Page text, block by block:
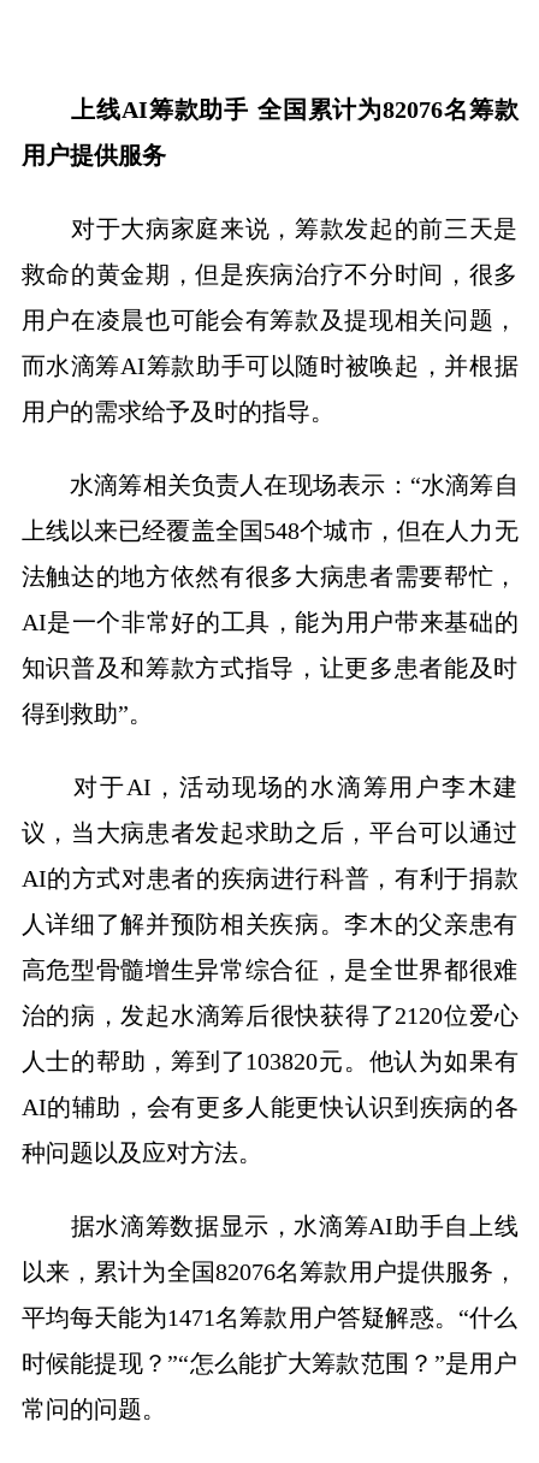
上线AI筹款助手 全国累计为82076名筹款
用户提供服务
对于大病家庭来说，筹款发起的前三天是
救命的黄金期，但是疾病治疗不分时间，很多
用户在凌晨也可能会有筹款及提现相关问题，
而水滴筹AI筹款助手可以随时被唤起，并根据
用户的需求给予及时的指导。
水滴筹相关负责人在现场表示：“水滴筹自
上线以来已经覆盖全国548个城市，但在人力无
法触达的地方依然有很多大病患者需要帮忙，
AI是一个非常好的工具，能为用户带来基础的
知识普及和筹款方式指导，让更多患者能及时
得到救助”。
对于AI，活动现场的水滴筹用户李木建
议，当大病患者发起求助之后，平台可以通过
AI的方式对患者的疾病进行科普，有利于捐款
人详细了解并预防相关疾病。李木的父亲患有
高危型骨髓增生异常综合征，是全世界都很难
治的病，发起水滴筹后很快获得了2120位爱心
人士的帮助，筹到了103820元。他认为如果有
AI的辅助，会有更多人能更快认识到疾病的各
种问题以及应对方法。
据水滴筹数据显示，水滴筹AI助手自上线
以来，累计为全国82076名筹款用户提供服务，
平均每天能为1471名筹款用户答疑解惑。“什么
时候能提现？”“怎么能扩大筹款范围？”是用户
常问的问题。